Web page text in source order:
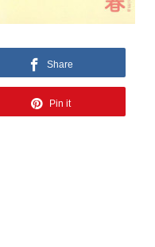
Share
Pin it